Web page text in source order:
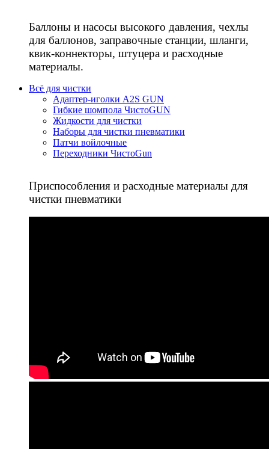
Баллоны и насосы высокого давления, чехлы
для баллонов, заправочные станции, шланги,
квик-коннекторы, штуцера и расходные
материалы.
Всё для чистки
Адаптер-иголки A2S GUN
Гибкие шомпола ЧистоGUN
Жидкости для чистки
Наборы для чистки пневматики
Патчи войлочные
Переходники ЧистоGun
Приспособления и расходные материалы для
чистки пневматики